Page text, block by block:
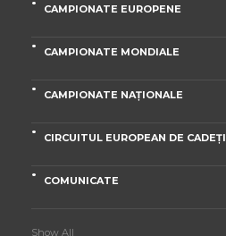
CAMPIONATE EUROPENE
CAMPIONATE MONDIALE
CAMPIONATE NAȚIONALE
CIRCUITUL EUROPEAN DE CADEȚI
COMUNICATE
Show All